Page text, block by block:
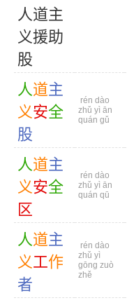
人道主
义援助
股
人道主
义安全
股
rén dào
zhǔ yì ān
quán gǔ
人道主
义安全
区
rén dào
zhǔ yì ān
quán qū
人道主
义工作
者
rén dào
zhǔ yì
gōng zuò
zhě